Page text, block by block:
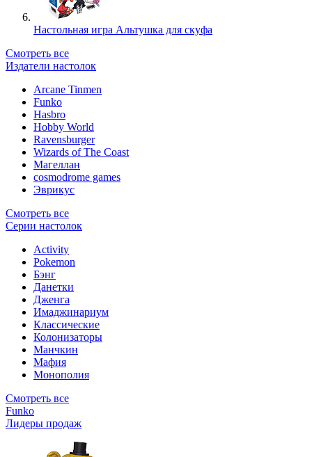
Настольная игра Альтушка для скуфа
Смотреть все
Издатели настолок
Arcane Tinmen
Funko
Hasbro
Hobby World
Ravensburger
Wizards of The Coast
Магеллан
сosmodrome games
Эврикус
Смотреть все
Серии настолок
Activity
Pokemon
Бэнг
Данетки
Дженга
Имаджинариум
Классические
Колонизаторы
Манчкин
Мафия
Монополия
Смотреть все
Funko
Лидеры продаж